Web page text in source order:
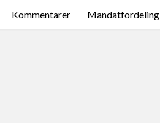
Kommentarer Mandatfordeling